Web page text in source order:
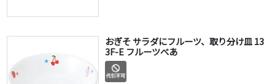
おぎそ サラダにフルーツ、取り分け皿 13
3F-E フルーツべあ